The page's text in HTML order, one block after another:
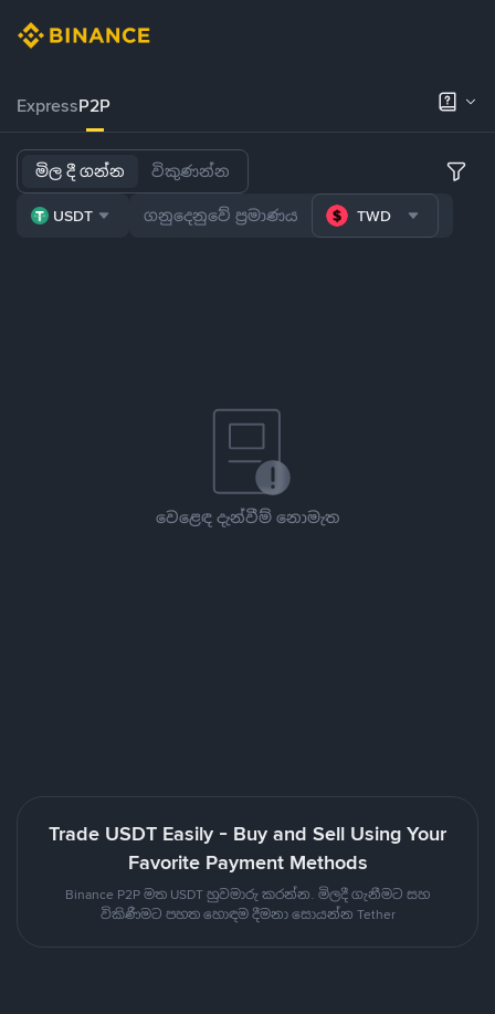
ExpressP2P
මිල දී ගන්න විකුණන්න
USDT TWD
වෙළෙඳ දැන්වීම් නොමැත
Trade USDT Easily - Buy and Sell Using Your
Favorite Payment Methods
Binance P2P මත USDT හුවමාරු කරන්න. මිලදී ගැනීමට සහ
විකිණීමට පහත හොඳම දීමනා සොයන්න Tether